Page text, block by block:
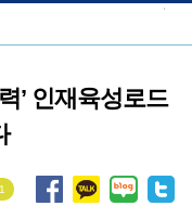
’ 인재육성로드